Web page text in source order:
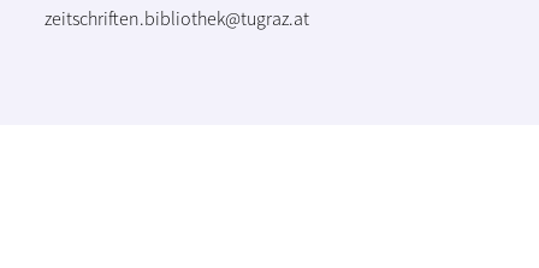
zeitschriften.bibliothek@tugraz.at